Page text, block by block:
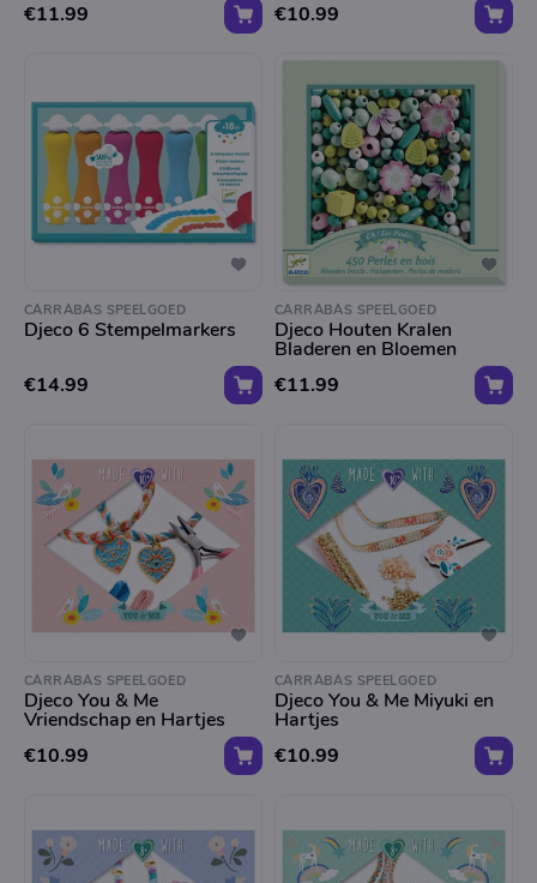
€11.99
€10.99
CARRABAS SPEELGOED
Djeco 6 Stempelmarkers
€14.99
CARRABAS SPEELGOED
Djeco Houten Kralen
Bladeren en Bloemen
€11.99
CARRABAS SPEELGOED
Djeco You & Me
Vriendschap en Hartjes
€10.99
CARRABAS SPEELGOED
Djeco You & Me Miyuki en
Hartjes
€10.99